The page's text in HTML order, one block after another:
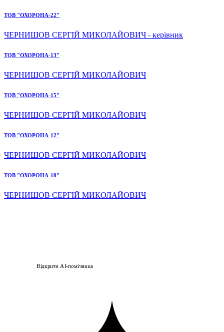
ТОВ "ОХОРОНА-22"
ЧЕРНИШОВ СЕРГІЙ МИКОЛАЙОВИЧ - керівник
ТОВ "ОХОРОНА-13"
ЧЕРНИШОВ СЕРГІЙ МИКОЛАЙОВИЧ
ТОВ "ОХОРОНА-15"
ЧЕРНИШОВ СЕРГІЙ МИКОЛАЙОВИЧ
ТОВ "ОХОРОНА-12"
ЧЕРНИШОВ СЕРГІЙ МИКОЛАЙОВИЧ
ТОВ "ОХОРОНА-18"
ЧЕРНИШОВ СЕРГІЙ МИКОЛАЙОВИЧ
Відкрити AI-помічника